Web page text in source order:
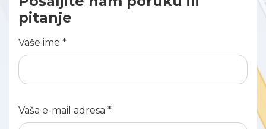
pitanje
Vaše ime *
Vaša e-mail adresa *